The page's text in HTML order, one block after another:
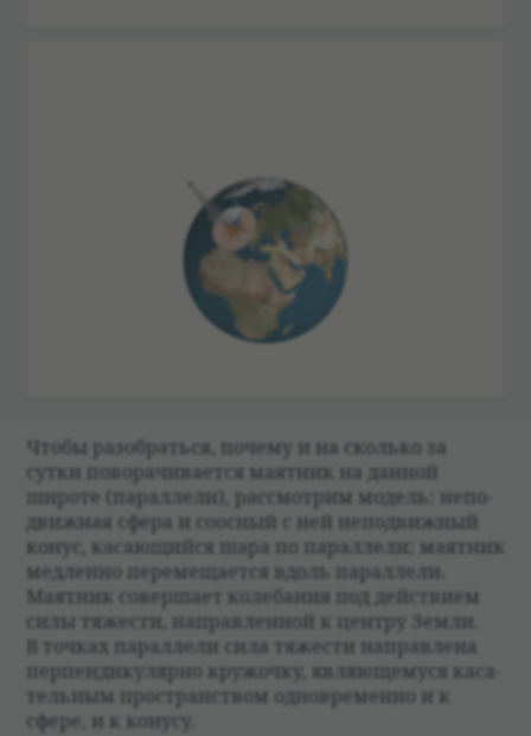
Чтобы разо­браться, почему и на сколько за
сутки пово­ра­чи­ва­ется маят­ник на дан­ной
широте (парал­лели), рас­смот­рим модель: непо­
движ­ная сфера и соос­ный с ней непо­движ­ный
конус, касающийся шара по парал­лели; маят­ник
мед­ленно перемеща­ется вдоль парал­лели.
Маят­ник совершает коле­ба­ния под действием
силы тяже­сти, направ­лен­ной к цен­тру Земли.
В точ­ках парал­лели сила тяже­сти направ­лена
перпен­ди­ку­лярно кружочку, являющемуся каса­
тель­ным про­стран­ством одно­временно и к
сфере, и к конусу.